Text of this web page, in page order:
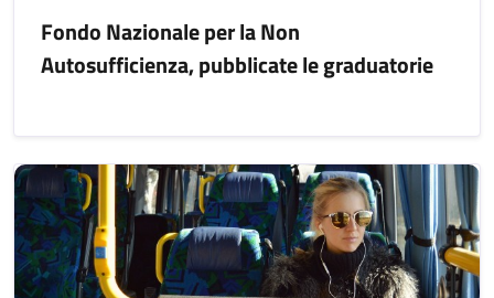
Fondo Nazionale per la Non
Autosufficienza, pubblicate le graduatorie